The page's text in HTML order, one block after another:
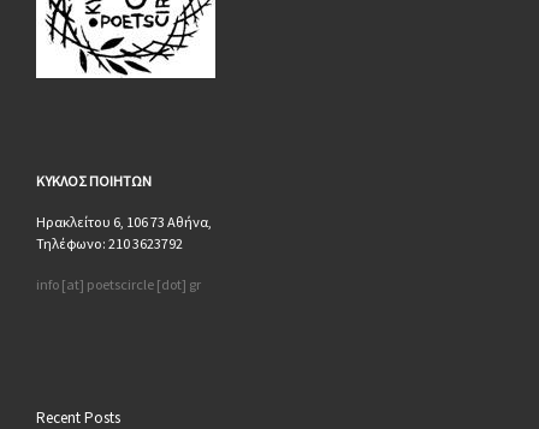
ΚΥΚΛΟΣ ΠΟΙΗΤΩΝ
Ηρακλείτου 6, 106 73 Αθήνα,
Τηλέφωνο: 210 3623792
info [at] poetscircle [dot] gr
Recent Posts